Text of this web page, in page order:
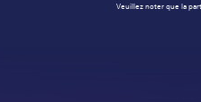
Veuillez noter que la